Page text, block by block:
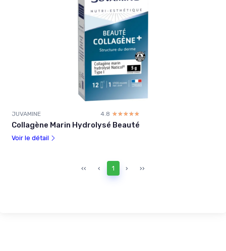
JUVAMINE 4.8 ☆☆☆☆☆
★★★★★
Collagène Marin Hydrolysé Beauté
Voir le détail
‹‹ ‹ 1 › ››